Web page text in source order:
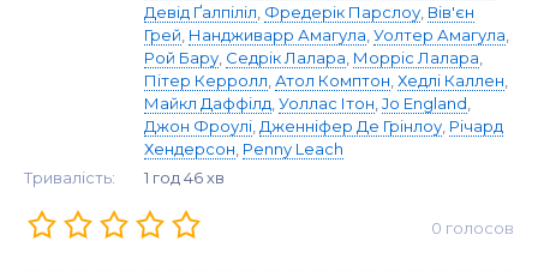
Девід Ґалпіліл Фредерік Парслоу Вів'єн
Грей Нандживарр Амагула Уолтер Амагула
Рой Бару Седрік Лалара Морріс Лалара
Пітер Керролл Атол Комптон Хедлі Каллен
Майкл Даффілд Уоллас Ітон Jo England
Джон Фроулі Дженніфер Де Грінлоу Річард
Хендерсон Penny Leach
Тривалість:
1 год 46 хв
0 голосов